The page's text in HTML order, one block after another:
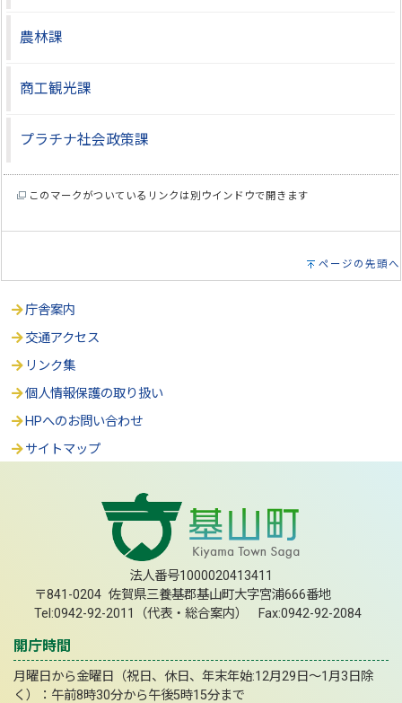
農林課
商工観光課
プラチナ社会政策課
このマークがついているリンクは別ウインドウで開きます
ページの先頭へ
庁舎案内
交通アクセス
リンク集
個人情報保護の取り扱い
HPへのお問い合わせ
サイトマップ
法人番号1000020413411
〒841-0204 佐賀県三養基郡基山町大字宮浦666番地
Tel:0942-92-2011（代表・総合案内） Fax:0942-92-2084
開庁時間
月曜日から金曜日（祝日、休日、年末年始:12月29日～1月3日除
く）：午前8時30分から午後5時15分まで